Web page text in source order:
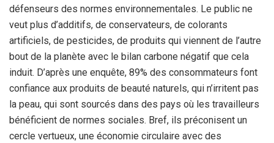
défenseurs des normes environnementales. Le public ne
veut plus d’additifs, de conservateurs, de colorants
artificiels, de pesticides, de produits qui viennent de l’autre
bout de la planète avec le bilan carbone négatif que cela
induit. D’après une enquête, 89% des consommateurs font
confiance aux produits de beauté naturels, qui n’irritent pas
la peau, qui sont sourcés dans des pays où les travailleurs
bénéficient de normes sociales. Bref, ils préconisent un
cercle vertueux, une économie circulaire avec des